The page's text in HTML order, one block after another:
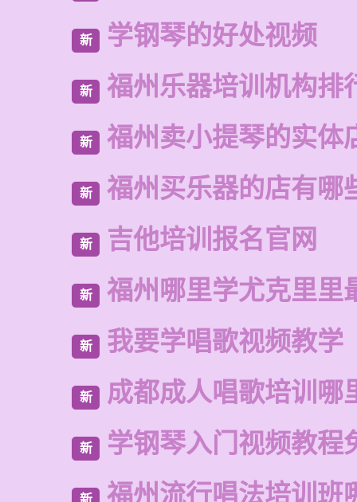
新 学钢琴的好处视频
新 福州乐器培训机构排
新 福州卖小提琴的实体
新 福州买乐器的店有哪
新 吉他培训报名官网
新 福州哪里学尤克里里
新 我要学唱歌视频教学
新 成都成人唱歌培训哪
新 学钢琴入门视频教程
新 福州流行唱法培训班